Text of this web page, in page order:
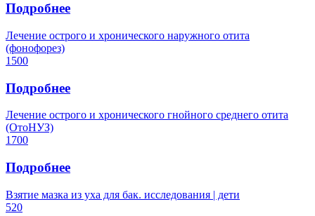
Подробнее
Лечение острого и хронического наружного отита
(фонофорез)
1500
Подробнее
Лечение острого и хронического гнойного среднего отита
(ОтоНУЗ)
1700
Подробнее
Взятие мазка из уха для бак. исследования | дети
520